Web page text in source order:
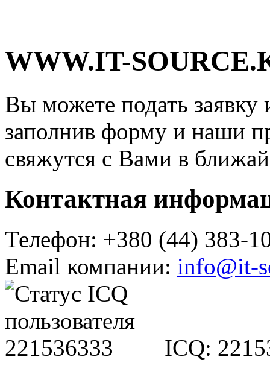
WWW.IT-
Вы можете подать заявку
заполнив форму и наши
свяжутся с Вами в
Контактная
Телефон: +380 (44) 383-
Email компании: info@it-
ICQ: